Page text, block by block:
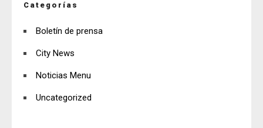
Categorías
Boletín de prensa
City News
Noticias Menu
Uncategorized